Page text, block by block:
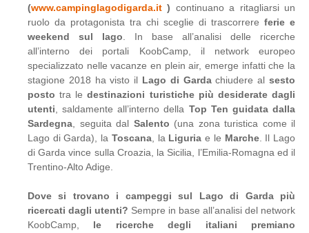
(www.campinglagodigarda.it ) continuano a ritagliarsi un
ruolo da protagonista tra chi sceglie di trascorrere ferie e
weekend
sul lago . In base all’analisi delle ricerche
all’interno dei portali KoobCamp, il network europeo
specializzato nelle vacanze en plein air, emerge infatti che la
stagione 2018 ha visto il Lago di Gardachiudere alsesto
posto tra ledestinazioni turistiche più desiderate dagli
utenti , saldamente all’interno della Top Ten guidata dalla
Sardegna , seguita dal Salento (una zona turistica come il
Lago di Garda), la Toscana, la Liguria e le Marche. Il Lago
di Garda vince sulla Croazia, la Sicilia, l’Emilia-Romagna ed il
Trentino-Alto Adige.
Dove si trovano i campeggi sul Lago di Garda
più
ricercati dagli utenti? Sempre in base all’analisi del network
KoobCamp, le ricerche degli italiani
premiano